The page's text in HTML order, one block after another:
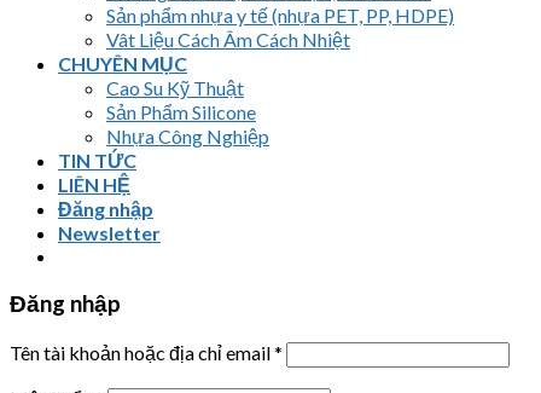
Sản phẩm nhựa y tế (nhựa PET, PP, HDPE)
Vât Liệu Cách Âm Cách Nhiệt
CHUYÊN MỤC
Cao Su Kỹ Thuật
Sản Phẩm Silicone
Nhựa Công Nghiệp
TIN TỨC
LIÊN HỆ
Đăng nhập
Newsletter
Đăng nhập
Tên tài khoản hoặc địa chỉ email*